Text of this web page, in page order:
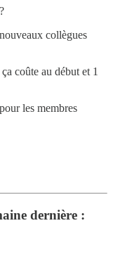
collègues
coûte au début et 1
les membres
dernière :